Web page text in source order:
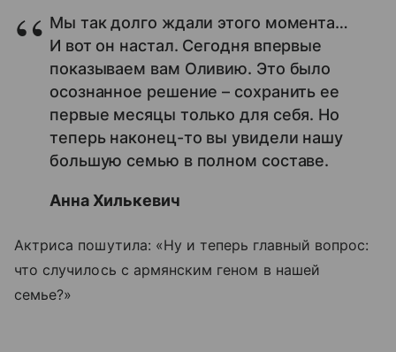
Мы так долго ждали этого момента…
И вот он настал. Сегодня впервые
показываем вам Оливию. Это было
осознанное решение – сохранить ее
первые месяцы только для себя. Но
теперь наконец-то вы увидели нашу
большую семью в полном составе.
Анна Хилькевич
Актриса пошутила: «Ну и теперь главный вопрос:
что случилось с армянским геном в нашей
семье?»